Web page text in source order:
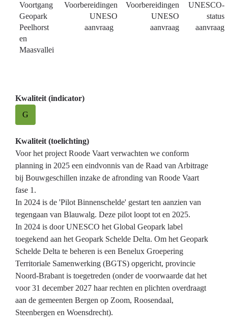
Voortgang
Geopark
Peelhorst
en
Maasvallei
Voorbereidingen
UNESO
aanvraag
Voorbereidingen
UNESO
aanvraag
UNESCO-
status
aanvraag
Kwaliteit (indicator)
G
Kwaliteit (toelichting)
Voor het project Roode Vaart verwachten we conform
planning in 2025 een eindvonnis van de Raad van Arbitrage
bij Bouwgeschillen inzake de afronding van Roode Vaart
fase 1.
In 2024 is de 'Pilot Binnenschelde' gestart ten aanzien van
tegengaan van Blauwalg. Deze pilot loopt tot en 2025.
In 2024 is door UNESCO het Global Geopark label
toegekend aan het Geopark Schelde Delta. Om het Geopark
Schelde Delta te beheren is een Benelux Groepering
Territoriale Samenwerking (BGTS) opgericht, provincie
Noord-Brabant is toegetreden (onder de voorwaarde dat het
voor 31 december 2027 haar rechten en plichten overdraagt
aan de gemeenten Bergen op Zoom, Roosendaal,
Steenbergen en Woensdrecht).